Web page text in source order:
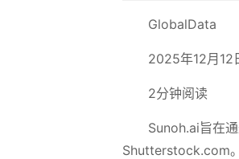
GlobalData
2025年12月12
2分钟阅读
Sunoh.ai旨在
Shutterstock.com。